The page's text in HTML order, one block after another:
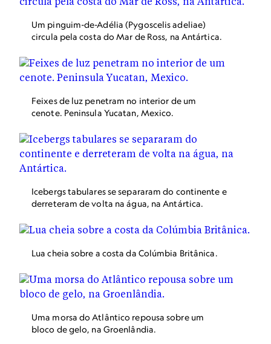
Um pinguim-de-Adélia (Pygoscelis adeliae)
circula pela costa do Mar de Ross, na Antártica.
Feixes de luz penetram no interior de um
cenote. Peninsula Yucatan, Mexico.
Icebergs tabulares se separaram do continente e
derreteram de volta na água, na Antártica.
Lua cheia sobre a costa da Colúmbia Britânica.
Uma morsa do Atlântico repousa sobre um
bloco de gelo, na Groenlândia.